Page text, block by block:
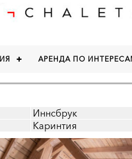
АРЕНДА ПО
Иннсбрук
Каринтия